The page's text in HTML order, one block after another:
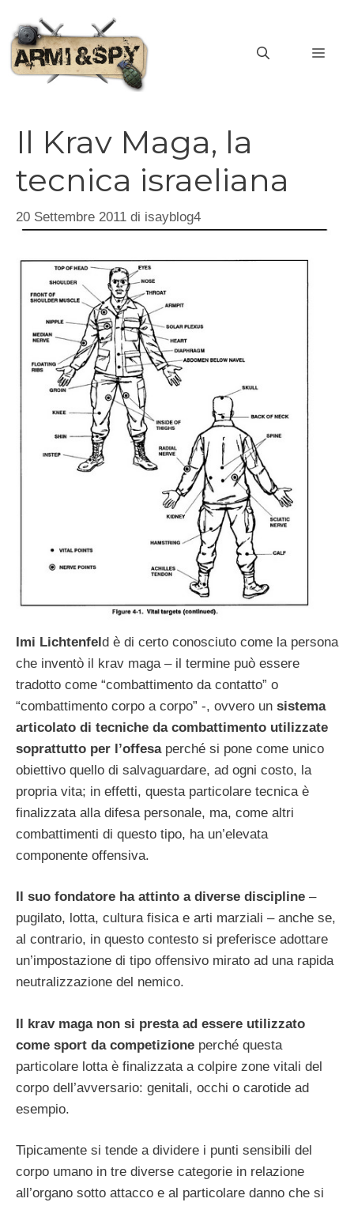
contenuto
Il Krav Maga, la
tecnica israeliana
20 Settembre 2011 di isayblog4
Imi Lichtenfeld è di certo conosciuto come la persona
che inventò il krav maga – il termine può essere
tradotto come “combattimento da contatto” o
“combattimento corpo a corpo” -, ovvero un sistema
articolato di tecniche da combattimento utilizzate
soprattutto per l’offesaperché si pone come unico
obiettivo quello di salvaguardare, ad ogni costo, la
propria vita; in effetti, questa particolare tecnica è
finalizzata alla difesa personale, ma, come altri
combattimenti di questo tipo, ha un’elevata
componente offensiva.
Il suo fondatore ha attinto a diverse discipline –
pugilato, lotta, cultura fisica e arti marziali – anche se,
al contrario, in questo contesto si preferisce adottare
un’impostazione di tipo offensivo mirato ad una rapida
neutralizzazione del nemico.
Il krav maga non si presta ad essere utilizzato
come sport da competizione perché questa
particolare lotta è finalizzata a colpire zone vitali del
corpo dell’avversario: genitali, occhi o carotide ad
esempio.
Tipicamente si tende a dividere i punti sensibili del
corpo umano in tre diverse categorie in relazione
all’organo sotto attacco e al particolare danno che si